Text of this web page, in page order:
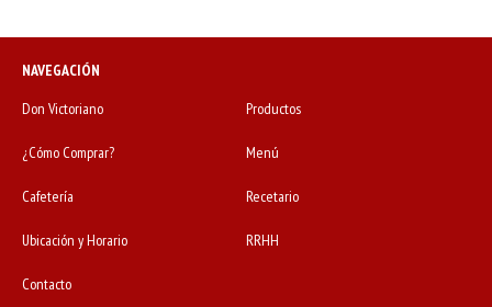
NAVEGACIÓN
Don Victoriano
Productos
¿Cómo Comprar? Menú
Cafetería Recetario
Ubicación y Horario RRHH
Contacto